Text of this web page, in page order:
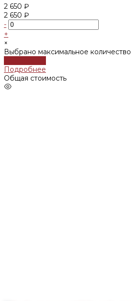
2 650 ₽
2 650 ₽
-
+
×
Выбрано максимальное
Подробнее
Общая стоимость